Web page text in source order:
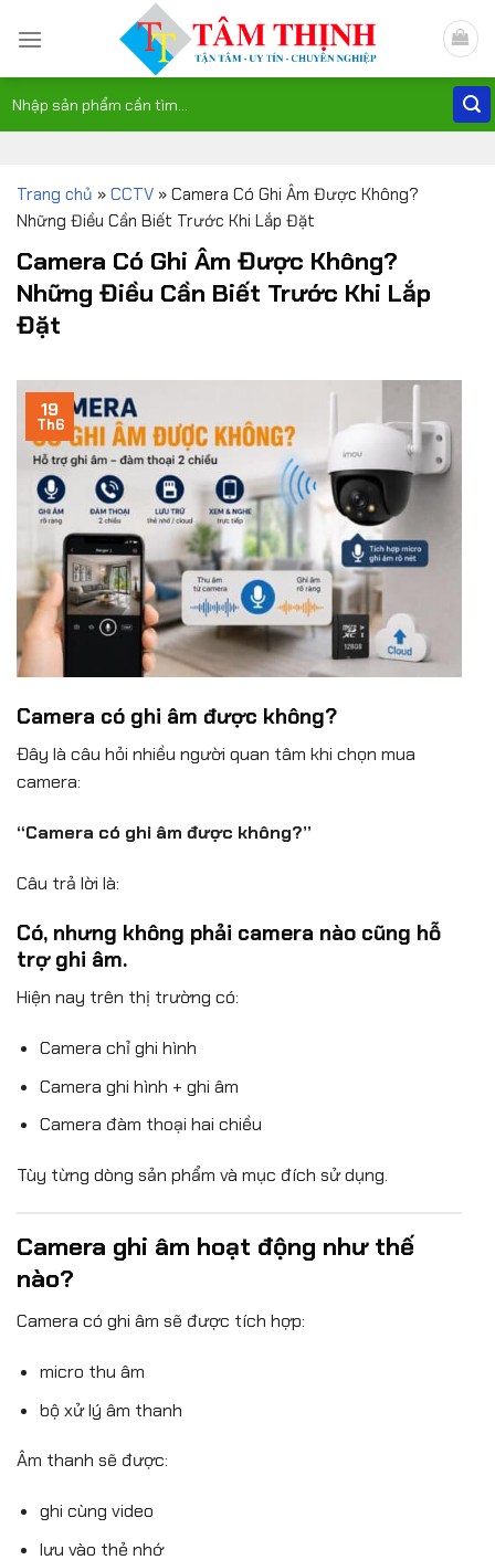
kiếm:
Trang chủ » CCTV » Camera Có Ghi Âm Được Không?
Những Điều Cần Biết Trước Khi Lắp Đặt
Camera Có Ghi Âm Được Không?
Những Điều Cần Biết Trước Khi Lắp
Đặt
19
Th6
Camera có ghi âm được không?
Đây là câu hỏi nhiều người quan tâm khi chọn mua
camera:
“Camera có ghi âm được không?”
Câu trả lời là:
Có, nhưng không phải camera nào cũng hỗ
trợ ghi âm.
Hiện nay trên thị trường có:
Camera chỉ ghi hình
Camera ghi hình + ghi âm
Camera đàm thoại hai chiều
Tùy từng dòng sản phẩm và mục đích sử dụng.
Camera ghi âm hoạt động như thế
nào?
Camera có ghi âm sẽ được tích hợp:
micro thu âm
bộ xử lý âm thanh
Âm thanh sẽ được:
ghi cùng video
lưu vào thẻ nhớ